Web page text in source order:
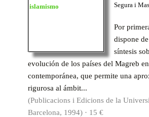
Segura i
Por
dispone
síntesis
evolución de los países del Magreb
contemporánea, que permite una
rigurosa al ámbit...
(Publicacions i Edicions de la
Barcelona, 1994) · 15 €